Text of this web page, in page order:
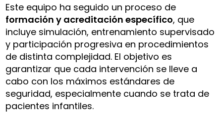
Este equipo ha seguido un proceso de
formación y acreditación específico, que
incluye simulación, entrenamiento supervisado
y participación progresiva en procedimientos
de distinta complejidad. El objetivo es
garantizar que cada intervención se lleve a
cabo con los máximos estándares de
seguridad, especialmente cuando se trata de
pacientes infantiles.